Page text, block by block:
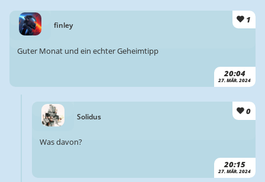
finley
1
20:04
27. MÄR. 2024
Guter Monat und ein echter Geheimtipp
Solidus
0
20:15
27. MÄR. 2024
Was davon?